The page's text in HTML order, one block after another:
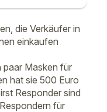
die Verkäufer in
einkaufen
paar Masken für
hat sie 500 Euro
Responder sind
für